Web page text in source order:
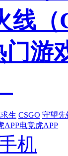
线
游
生 CSGO 守望先
APP电竞虎APP
机